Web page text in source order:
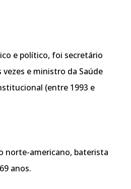
e político, foi secretário
vezes e ministro da Saúde
(entre 1993 e
norte-americano, baterista
anos.